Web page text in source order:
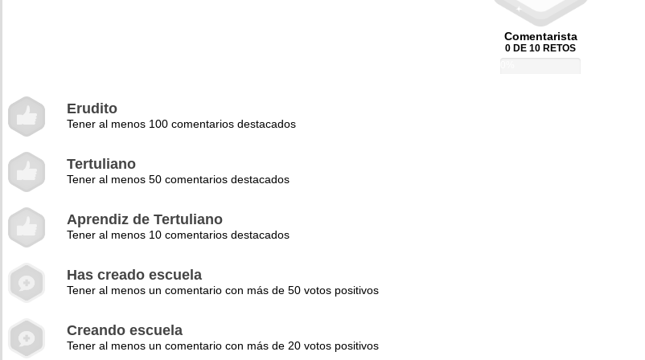
Comentarista
0 DE 10 RETOS
Erudito
Tener al menos 100 comentarios destacados
Tertuliano
Tener al menos 50 comentarios destacados
Aprendiz de Tertuliano
Tener al menos 10 comentarios destacados
Has creado escuela
Tener al menos un comentario con más de 50 votos positivos
Creando escuela
Tener al menos un comentario con más de 20 votos positivos